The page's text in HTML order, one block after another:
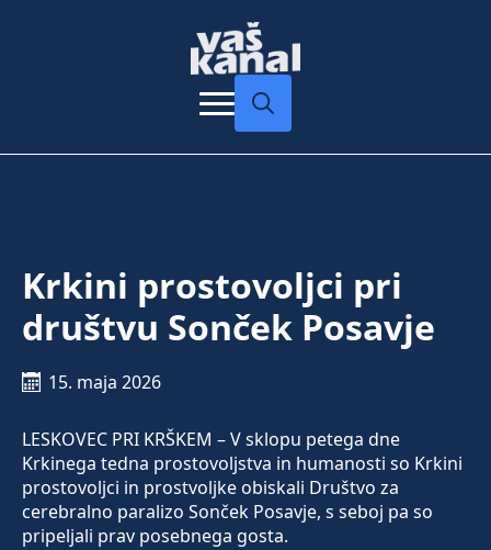
Krkini prostovoljci pri
društvu Sonček Posavje
15. maja 2026
LESKOVEC PRI KRŠKEM – V sklopu petega dne
Krkinega tedna prostovoljstva in humanosti so Krkini
prostovoljci in prostvoljke obiskali Društvo za
cerebralno paralizo Sonček Posavje, s seboj pa so
pripeljali prav posebnega gosta.